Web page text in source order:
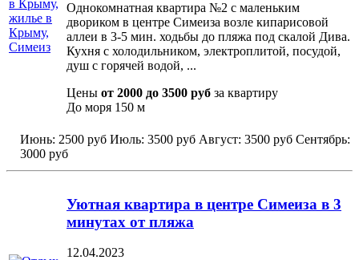
Однокомнатная квартира №2 с маленьким
двориком в центре Симеиза возле кипарисовой
аллеи в 3-5 мин. ходьбы до пляжа под скалой Дива.
Кухня с холодильником, электроплитой, посудой,
душ с горячей водой, ...
Цены от 2000 до 3500 руб за квартиру
До моря 150 м
Июнь: 2500 руб Июль: 3500 руб Август: 3500 руб Сентябрь:
3000 руб
Уютная квартира в центре Симеиза в 3
минутах от пляжа
12.04.2023